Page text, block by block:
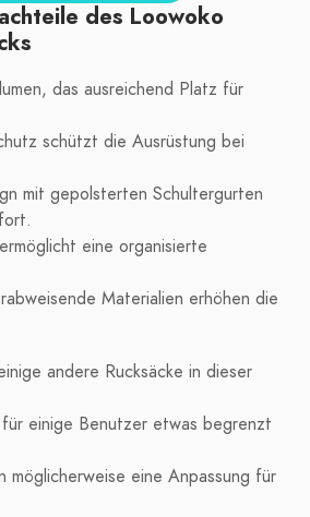
des Loowoko
das ausreichend Platz für
schützt die Ausrüstung bei
mit gepolsterten Schultergurten
eine organisierte
Materialien erhöhen die
andere Rucksäcke in dieser
einige Benutzer etwas begrenzt
eine Anpassung für